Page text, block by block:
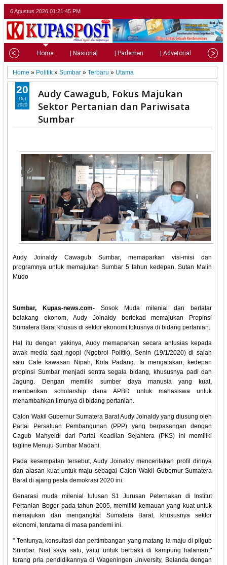
6 Agustus 2026 01:21:47 PM
Home | Nasional | Parlemen | Advetorial |
Home » Politik »Sumbar »Terbaru » Utama
Audy Cawagub, Fokus Majukan
Sektor Pertanian dan Pariwisata
Sumbar
Audy Joinaldy Cawagub Sumbar, memaparkan visi-misi dan
programnya untuk memajukan Sumbar 5 tahun kedepan. Sutan Malin
Mudo
Sumbar, Kupas-news.com-Sosok Muda milenial dan berlatar
belakang ekonom, Audy Joinaldy bertekad memajukan Propinsi
Sumatera Barat khusus di sektor ekonomi fokusnya di bidang pertanian.
Hal itu dengan yakinya, Audy memaparkan secara antusias kepada
awak media saat ngopi (Ngobrol Politik), Senin (19/1/2020) di salah
satu Cafe kawasan Nipah, Kota Padang. Ia mengatakan, kedepan
propinsi Sumbar menjadi sentra segala bidang, khususnya padi dan
Jagung. Dengan memiliki sumber daya manusia yang kuat,
memberikan scholarship dana APBD untuk mahasiswa untuk
menambahkan ilmunya di bidang pertanian.
Calon Wakil Gubernur Sumatera Barat Audy Joinaldy yang diusung oleh
Partai Persatuan Pembangunan (PPP) yang berpasangan dengan
Cagub Mahyeldi dari Partai Keadilan Sejahtera (PKS) ini memiliki
tagline Menuju Sumbar Madani.
Pada kesempatan tersebut, Audy Joinaldy menceritakan profil dirinya
dan alasan kuat untuk maju sebagai Calon Wakil Gubernur Sumatera
Barat di ajang pesta demokrasi 2020 ini.
Genarasi muda milenial lulusan S1 Jurusan Peternakan di Institut
Pertanian Bogor pada tahun 2005, memiliki kemauan yang kuat untuk
memajukan dan mengangkat Sumatera Barat, khususnya sektor
ekonomi, terutama di masa pandemi ini.
" Tentunya, konsultasi dan pertimbangan yang matang ia maju di pilgub
Sumbar. Niat saya satu, yaitu untuk berbakti di kampung halaman,"
terang pria pendidikannya di Wageningen University, Belanda dengan
20
Oct
2020